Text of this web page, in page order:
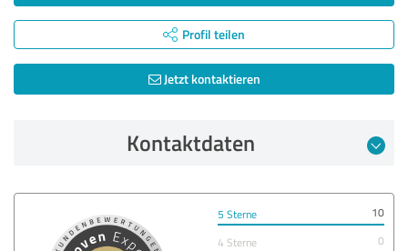
Profil teilen
Jetzt kontaktieren
Kontaktdaten
5 Sterne
10
4 Sterne
0